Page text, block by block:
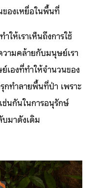
องเหยื่อในพื้นที่
ให้เราเห็นถึงการใช้
ามคล้ายกับมนุษย์เรา
เองที่ทำให้จำนวนของ
กทำลายพื้นที่ป่า เพราะ
นกันในการอนุรักษ์
บมาดังเดิม